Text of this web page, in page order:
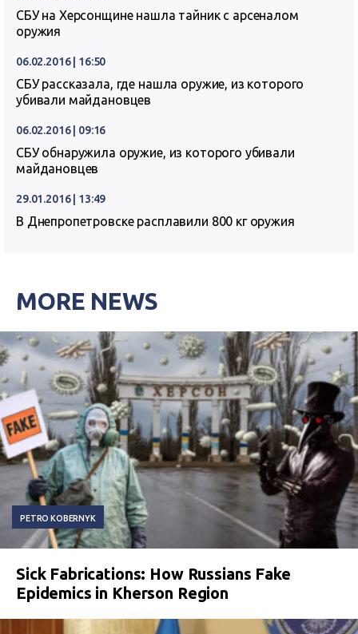
СБУ на Херсонщине нашла тайник с арсеналом
оружия
06.02.2016 | 16:50
СБУ рассказала, где нашла оружие, из которого
убивали майдановцев
06.02.2016 | 09:16
СБУ обнаружила оружие, из которого убивали
майдановцев
29.01.2016 | 13:49
В Днепропетровске расплавили 800 кг оружия
MORE NEWS
PETRO KOBERNYK
Sick Fabrications: How Russians Fake
Epidemics in Kherson Region